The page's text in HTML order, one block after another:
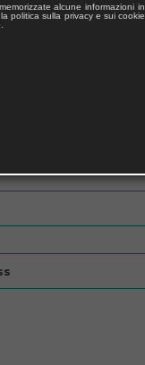
alcune informazioni in
politica sulla privacy e sui cookie